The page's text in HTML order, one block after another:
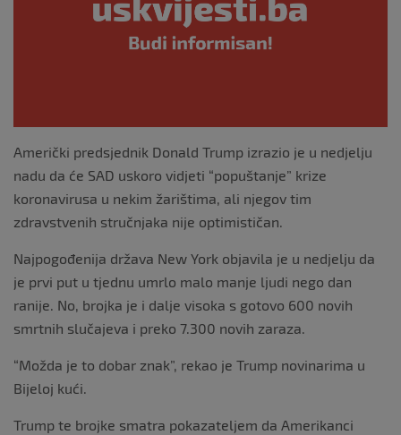
Američki predsjednik Donald Trump izrazio je u nedjelju
nadu da će SAD uskoro vidjeti “popuštanje” krize
koronavirusa u nekim žarištima, ali njegov tim
zdravstvenih stručnjaka nije optimističan.
Najpogođenija država New York objavila je u nedjelju da
je prvi put u tjednu umrlo malo manje ljudi nego dan
ranije. No, brojka je i dalje visoka s gotovo 600 novih
smrtnih slučajeva i preko 7.300 novih zaraza.
“Možda je to dobar znak”, rekao je Trump novinarima u
Bijeloj kući.
Trump te brojke smatra pokazateljem da Amerikanci